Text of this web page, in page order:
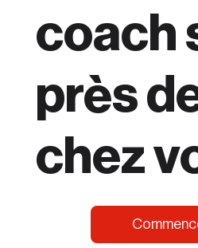
coach
près
chez